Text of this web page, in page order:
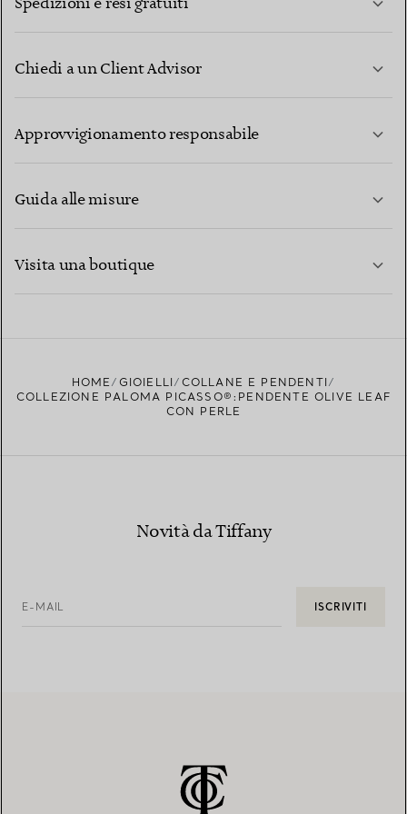
Chiedi a un Client Advisor
Approvvigionamento responsabile
Guida alle misure
Visita una boutique
HOME GIOIELLI
COLLANE E PENDENTI
COLLEZIONE PALOMA PICASSO®:PENDENTE OLIVE LEAF
CON PERLE
Novità da Tiffany
E-MAIL ISCRIVITI